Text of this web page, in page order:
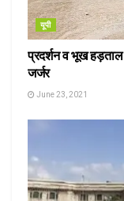
यूपी
प्रदर्शन व भूख
जर्जर
June 23, 2021